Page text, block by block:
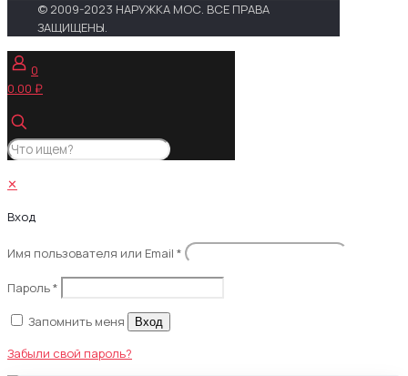
© 2009-2023 НАРУЖКА МОС. ВСЕ ПРАВА
ЗАЩИЩЕНЫ.
0
0.00 ₽
✕
Вход
Имя пользователя или Email *
Пароль*
Запомнить меня Вход
Забыли свой пароль?